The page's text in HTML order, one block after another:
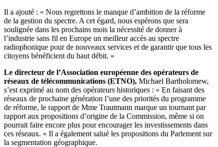
Il a ajouté : « Nous regrettons le manque d’ambition de la réforme
de la gestion du spectre. A cet égard, nous espérons que sera
soulignée dans les prochains mois la nécessité de donner à
l’industrie sans fil en Europe un meilleur accès au spectre
radiophonique pour de nouveaux services et de garantir que tous les
citoyens bénéficient du haut débit. »
Le directeur de l’Association européenne des opérateurs de
réseaux de télécommunications (ETNO), Michael Bartholomew,
s’est exprimé au nom des opérateurs historiques : « En faisant des
réseaux de prochaine génération l’une des priorités du programme
de réforme, le rapport de Mme Trautmann marque un tournant par
rapport aux propositions d’origine de la Commission, même si on
pourrait faire encore plus pour encourager les investissements dans
ces réseaux. » Il a également salué les propositions du Parlement sur
la segmentation géographique.